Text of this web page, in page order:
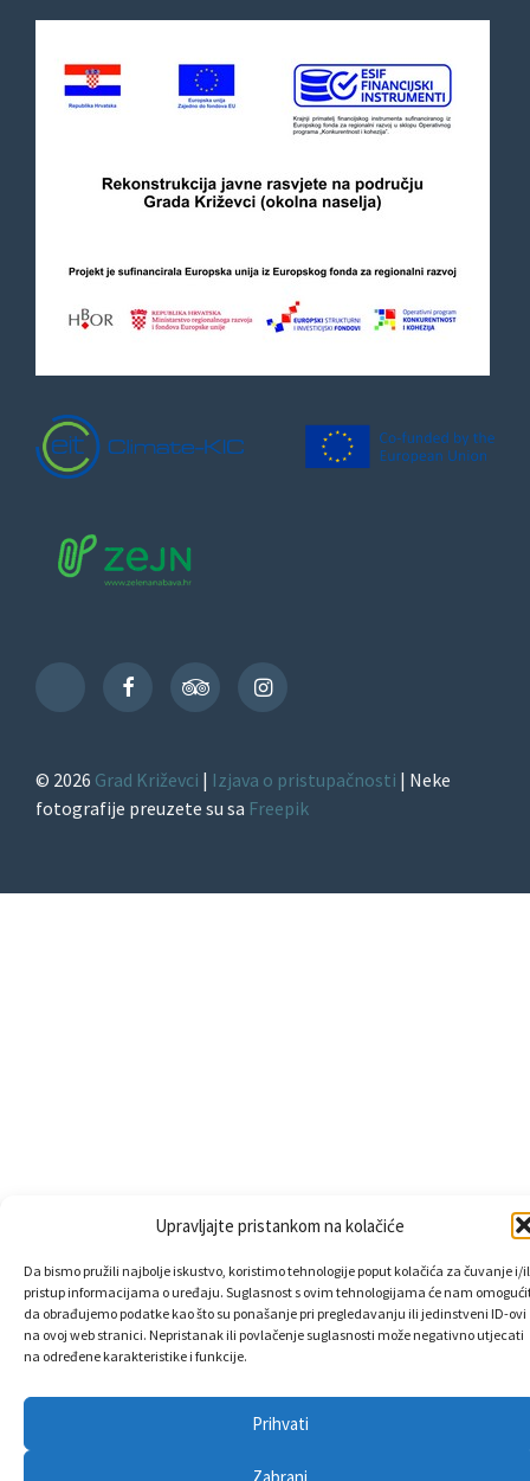
Upravljajte pristankom na kolačiće
Da bismo pružili najbolje iskustvo, koristimo tehnologije poput kolačića za čuvanje i/
pristup informacijama o uređaju. Suglasnost s ovim tehnologijama će nam
da obrađujemo podatke kao što su ponašanje pri pregledavanju ili jedinstveni ID-ovi
na ovoj web stranici. Nepristanak ili povlačenje suglasnosti može negativno utjecati
na određene karakteristike i funkcije.
Prihvati
Zabrani
TikTok
FacebookTripAdvisorInstagram
© 2026 Grad Križevci | Izjava o pristupačnosti | Neke
fotografije preuzete su sa Freepik